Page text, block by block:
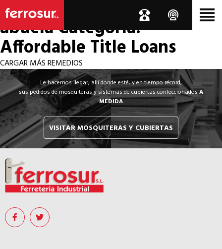
Los por si acaso de la
abuelaCategoría:
Affordable Title Loans
CARGAR MÁS REMEDIOS
Le hacemos llegar, allí donde esté, y en tiempo récord,
sus pedidos de mosquiteras y sistemas de cubiertas confeccionadosA
MEDIDA
VISITAR MOSQUITERAS Y CUBIERTAS